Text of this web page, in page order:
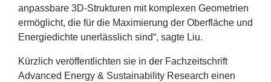
anpassbare 3D-Strukturen mit komplexen Geometrien
ermöglicht, die für die Maximierung der Oberfläche und
Energiedichte unerlässlich sind“, sagte Liu.
Kürzlich veröffentlichten sie in der Fachzeitschrift
Advanced Energy & Sustainability Research einen